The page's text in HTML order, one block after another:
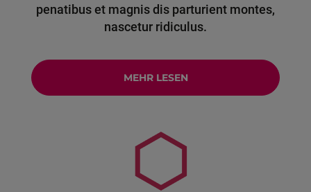
penatibus et magnis dis parturient montes,
nascetur ridiculus.
MEHR LESEN